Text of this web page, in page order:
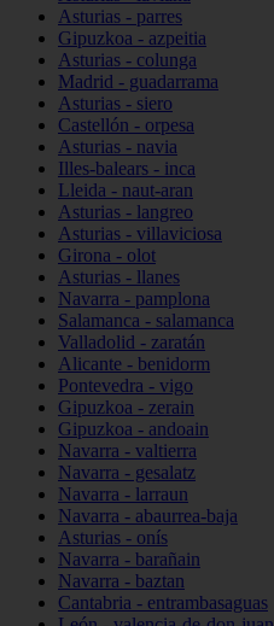
Asturias - parres
Gipuzkoa - azpeitia
Asturias - colunga
Madrid - guadarrama
Asturias - siero
Castellón - orpesa
Asturias - navia
Illes-balears - inca
Lleida - naut-aran
Asturias - langreo
Asturias - villaviciosa
Girona - olot
Asturias - llanes
Navarra - pamplona
Salamanca - salamanca
Valladolid - zaratán
Alicante - benidorm
Pontevedra - vigo
Gipuzkoa - zerain
Gipuzkoa - andoain
Navarra - valtierra
Navarra - gesalatz
Navarra - larraun
Navarra - abaurrea-baja
Asturias - onís
Navarra - barañain
Navarra - baztan
Cantabria - entrambasaguas